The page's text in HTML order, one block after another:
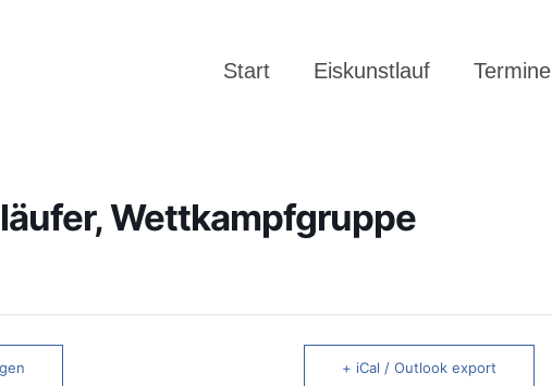
Start Eiskunstlauf Termine
Wettkampfgruppe
+ iCal / Outlook export